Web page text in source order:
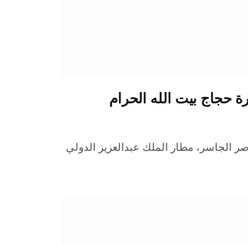
حجاج بيت الله الحرام
الجاسر، مطار الملك عبدالعزيز الدولي